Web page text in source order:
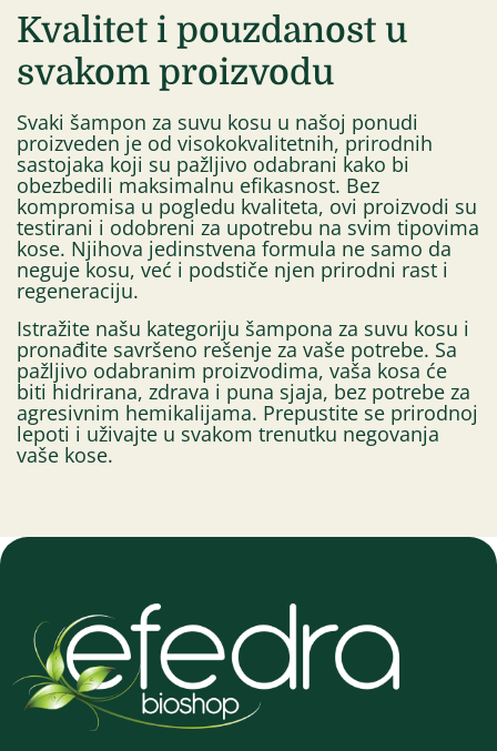
Kvalitet i pouzdanost u
svakom proizvodu
Svaki šampon za suvu kosu u našoj ponudi
proizveden je od visokokvalitetnih, prirodnih
sastojaka koji su pažljivo odabrani kako bi
obezbedili maksimalnu efikasnost. Bez
kompromisa u pogledu kvaliteta, ovi proizvodi su
testirani i odobreni za upotrebu na svim tipovima
kose. Njihova jedinstvena formula ne samo da
neguje kosu, već i podstiče njen prirodni rast i
regeneraciju.
Istražite našu kategoriju šampona za suvu kosu i
pronađite savršeno rešenje za vaše potrebe. Sa
pažljivo odabranim proizvodima, vaša kosa će
biti hidrirana, zdrava i puna sjaja, bez potrebe za
agresivnim hemikalijama. Prepustite se prirodnoj
lepoti i uživajte u svakom trenutku negovanja
vaše kose.